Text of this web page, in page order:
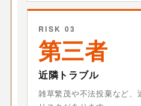
RISK 03
第三者
近隣トラブル
雑草繁茂や不法投棄など、